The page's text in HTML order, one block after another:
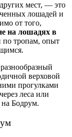
мест, — это
лошадей и
от того,
на лошадях в
по тропам, опыт
верховой
прогулками
леса или
Бодрум.